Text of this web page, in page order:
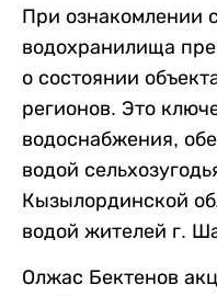
При ознакомлении
водохранилища
о состоянии
регионов. Это
водоснабжения,
водой
Кызылординской
водой жителей г.
Олжас Бектенов